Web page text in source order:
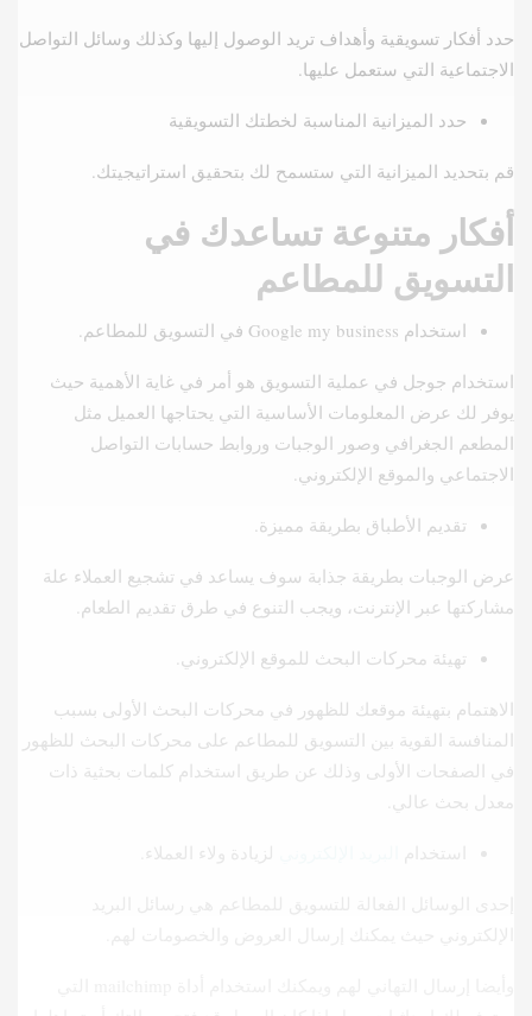
حدد أفكار تسويقية وأهداف تريد الوصول إليها وكذلك وسائل التواصل
الاجتماعية التي ستعمل عليها.
حدد الميزانية المناسبة لخطتك التسويقية
قم بتحديد الميزانية التي ستسمح لك بتحقيق استراتيجيتك.
أفكار متنوعة تساعدك في
التسويق للمطاعم
استخدام Google my business في التسويق للمطاعم.
استخدام جوجل في عملية التسويق هو أمر في غاية الأهمية حيث
يوفر لك عرض المعلومات الأساسية التي يحتاجها العميل مثل
المطعم الجغرافي وصور الوجبات وروابط حسابات التواصل
الاجتماعي والموقع الإلكتروني.
تقديم الأطباق بطريقة مميزة.
عرض الوجبات بطريقة جذابة سوف يساعد في تشجيع العملاء علة
مشاركتها عبر الإنترنت، ويجب التنوع في طرق تقديم الطعام.
تهيئة محركات البحث للموقع الإلكتروني.
الاهتمام بتهيئة موقعك للظهور في محركات البحث الأولى بسبب
المنافسة القوية بين التسويق للمطاعم على محركات البحث للظهور
في الصفحات الأولى وذلك عن طريق استخدام كلمات بحثية ذات
معدل بحث عالي.